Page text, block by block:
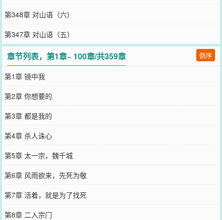
第348章 对山语（六）
第347章 对山语（五）
章节列表，第1章~ 100章/共359章 倒序
第1章 镜中我
第2章 你想要的
第3章 都是我的
第4章 杀人诛心
第5章 太一宗，魏千城
第6章 风雨欲来，先死为敬
第7章 活着，就是为了找死
第8章 二入宗门